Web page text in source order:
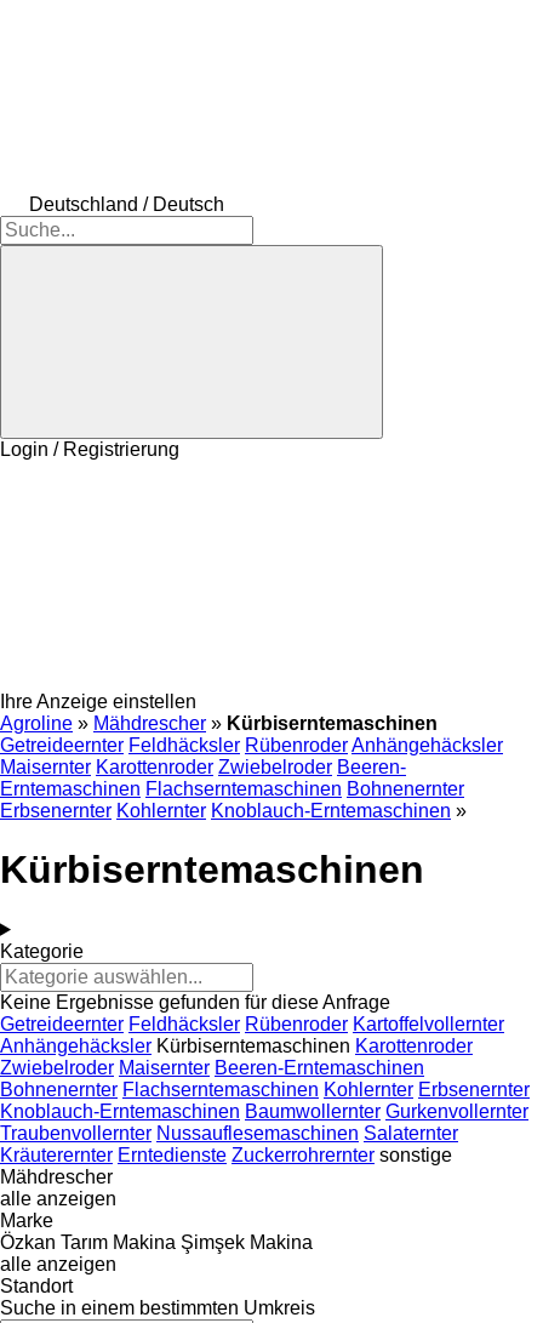
Deutschland / Deutsch
Login / Registrierung
Ihre Anzeige einstellen
Agroline » Mähdrescher » Kürbiserntemaschinen
Getreideernter Feldhäcksler RübenroderAnhängehäcksler
Maisernter Karottenroder Zwiebelroder Beeren-
Erntemaschinen Flachserntemaschinen Bohnenernter
Erbsenernter Kohlernter Knoblauch-Erntemaschinen »
Kürbiserntemaschinen
Kategorie
Keine Ergebnisse gefunden für diese Anfrage
Getreideernter Feldhäcksler Rübenroder Kartoffelvollernter
Anhängehäcksler Kürbiserntemaschinen Karottenroder
Zwiebelroder Maisernter Beeren-Erntemaschinen
Bohnenernter Flachserntemaschinen Kohlernter Erbsenernter
Knoblauch-Erntemaschinen Baumwollernter Gurkenvollernter
Traubenvollernter Nussauflesemaschinen Salaternter
Kräuterernter Erntedienste Zuckerrohrernter sonstige
Mähdrescher
alle anzeigen
Marke
Özkan Tarım Makina Şimşek Makina
alle anzeigen
Standort
Suche in einem bestimmten Umkreis